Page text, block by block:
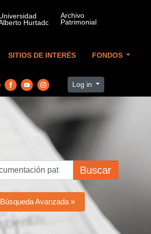
SITIOS DE INTERÉS FONDOS
Log in
Buscar
Búsqueda Avanzada »